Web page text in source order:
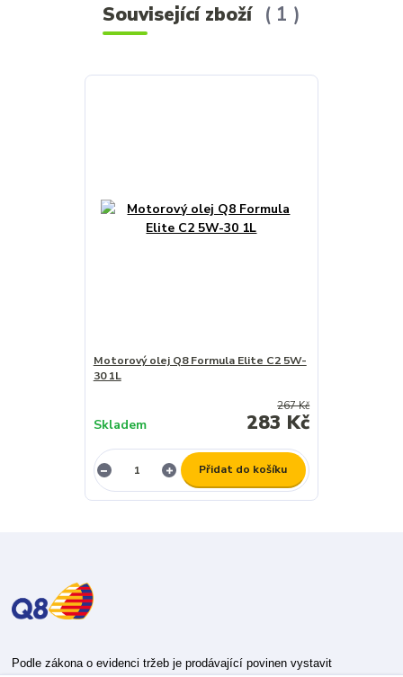
Související zboží 1
Motorový olej Q8 Formula Elite C2 5W-
30 1L
267 Kč
283 Kč
Skladem
Přidat do košíku
Podle zákona o evidenci tržeb je prodávající povinen vystavit